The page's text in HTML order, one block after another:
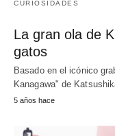
CURIOSIDADES
La gran ola de
gatos
Basado en el icónico
Kanagawa" de
5 años hace